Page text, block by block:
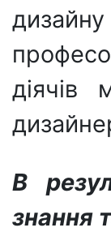
діячів
В
знання